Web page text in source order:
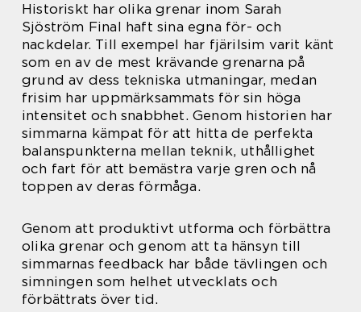
Historiskt har olika grenar inom Sarah
Sjöström Final haft sina egna för- och
nackdelar. Till exempel har fjärilsim varit känt
som en av de mest krävande grenarna på
grund av dess tekniska utmaningar, medan
frisim har uppmärksammats för sin höga
intensitet och snabbhet. Genom historien har
simmarna kämpat för att hitta de perfekta
balanspunkterna mellan teknik, uthållighet
och fart för att bemästra varje gren och nå
toppen av deras förmåga.
Genom att produktivt utforma och förbättra
olika grenar och genom att ta hänsyn till
simmarnas feedback har både tävlingen och
simningen som helhet utvecklats och
förbättrats över tid.